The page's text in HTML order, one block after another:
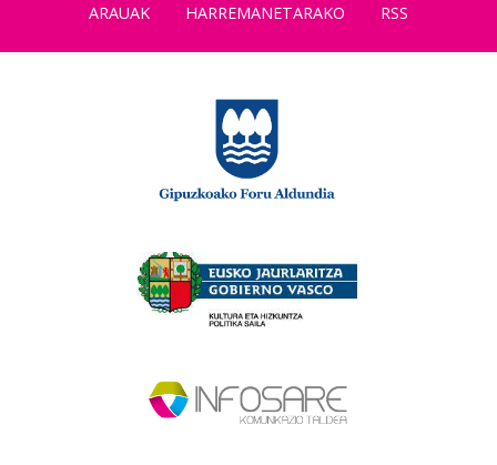
ARAUAK
HARREMANETARAKO RSS